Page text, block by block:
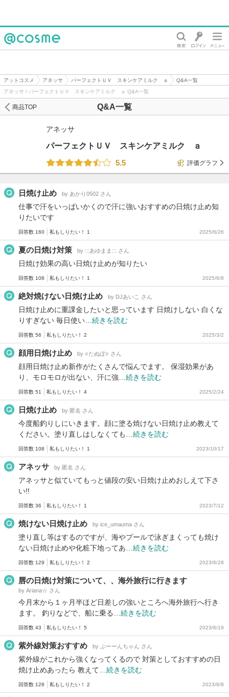
アットコスメ アネッサ パーフェクトＵＶ スキンケアミルク ａ
Q&A一覧
アネッサ / パーフェクトＵＶ スキンケアミルク ａ Q&A一覧
Q&A一覧
商品TOP
アネッサ
パーフェクトＵＶ スキンケアミルク ａ
5.5
評価グラフ
日焼け止め by あかり0502 さん
仕事で汗をいっぱいかくので汗に強いおすすめの日焼け止め知
りたいです
回答数 160 私もしりたい！ 1 2025/6/26
夏の日焼け対策 by :::あゆまま::: さん
日焼け効果の高い日焼け止めが知りたい
回答数 108 私もしりたい！ 1 2025/6/8
絶対焼けない日焼け止め by DJあいこ さん
日焼け止めに重課金したいと思っています 日焼けしない 白くな
りすぎない 毎日使い… 続きを読む
回答数 56 私もしりたい！ 2 2025/3/2
顔用日焼け止め by ○たぬぽ○ さん
顔用日焼け止め新作がたくさんで悩んでます。 保湿効果があ
り、モロモロが出ない、汗に強… 続きを読む
回答数 51 私もしりたい！ 4 2025/2/24
日焼け止め by 匿名 さん
今度船釣りしにいきます。顔に塗る焼けない日焼け止め教えて
ください。塗り直しはしなくても… 続きを読む
回答数 108 私もしりたい！ 1 2023/10/17
アネッサ by 匿名 さん
アネッサと似ていてもっと値段の安い日焼け止めおしえて下さ
い!!
回答数 36 私もしりたい！ 1 2023/7/12
焼けない日焼け止め by ice_umauma さん
塗り直し等はするのですが、海やプールで泳ぎまくっても焼け
ない日焼け止めや化粧下地ってあ… 続きを読む
回答数 129 私もしりたい！ 2 2023/6/28
唇の日焼け対策について、、海外旅行に行きます
by Ariana☆ さん
今月末から１ヶ月半ほど日差しの強いところへ海外旅行へ行き
ます。 釣りなどで、船に乗る… 続きを読む
回答数 43 私もしりたい！ 5 2023/6/19
紫外線対策おすすめ by ぶーーんちゃん さん
紫外線がこれから強くなってくるので 対策としておすすめの日
焼け止めあったら 教えて… 続きを読む
回答数 128 私もしりたい！ 2 2023/6/8